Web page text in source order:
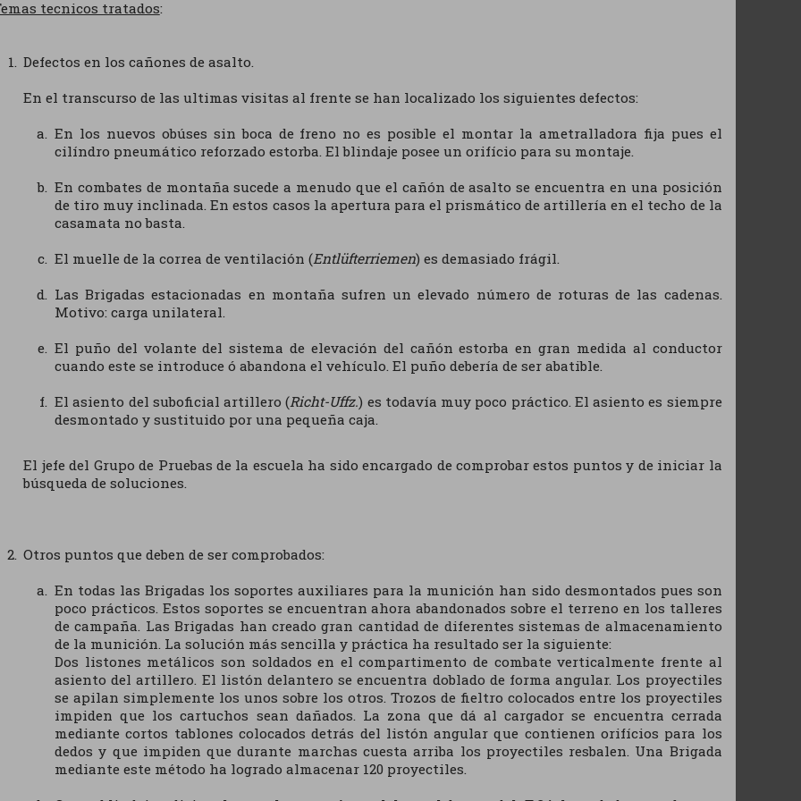
tecnicos tratados:
Defectos en los cañones de asalto.
En el transcurso de las ultimas visitas al frente se han localizado los siguientes defectos:
En los nuevos obúses sin boca de freno no es posible el montar la ametralladora fija pues el
cilíndro pneumático reforzado estorba. El blindaje posee un orifício para su montaje.
En combates de montaña sucede a menudo que el cañón de asalto se encuentra en una posición
de tiro muy inclinada. En estos casos la apertura para el prismático de artillería en el techo de la
casamata no basta.
El muelle de la correa de ventilación (Entlüfterriemen) es demasiado frágil.
Las Brigadas estacionadas en montaña sufren un elevado número de roturas de las cadenas.
Motivo: carga unilateral.
El puño del volante del sistema de elevación del cañón estorba en gran medida al conductor
cuando este se introduce ó abandona el vehículo. El puño debería de ser abatible.
El asiento del suboficial artillero (Richt-Uffz.) es todavía muy poco práctico. El asiento es siempre
desmontado y sustituido por una pequeña caja.
El jefe del Grupo de Pruebas de la escuela ha sido encargado de comprobar estos puntos y de iniciar la
búsqueda de soluciones.
Otros puntos que deben de ser comprobados:
En todas las Brigadas los soportes auxiliares para la munición han sido desmontados pues son
poco prácticos. Estos soportes se encuentran ahora abandonados sobre el terreno en los talleres
de campaña. Las Brigadas han creado gran cantidad de diferentes sistemas de almacenamiento
de la munición. La solución más sencilla y práctica ha resultado ser la siguiente:
Dos listones metálicos son soldados en el compartimento de combate verticalmente frente al
asiento del artillero. El listón delantero se encuentra doblado de forma angular. Los proyectiles
se apilan simplemente los unos sobre los otros. Trozos de fieltro colocados entre los proyectiles
impiden que los cartuchos sean dañados. La zona que dá al cargador se encuentra cerrada
mediante cortos tablones colocados detrás del listón angular que contienen orifícios para los
dedos y que impiden que durante marchas cuesta arriba los proyectiles resbalen. Una Brigada
mediante este método ha logrado almacenar 120 proyectiles.